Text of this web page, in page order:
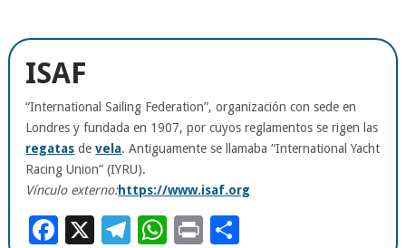
ISAF
“International Sailing Federation”, organización con sede en
Londres y fundada en 1907, por cuyos reglamentos se rigen las
regatas devela. Antiguamente se llamaba “International Yacht
Racing Union” (IYRU).
Vínculo externo:https://www.isaf.org
Facebook
X Telegram
WhatsApp
Print